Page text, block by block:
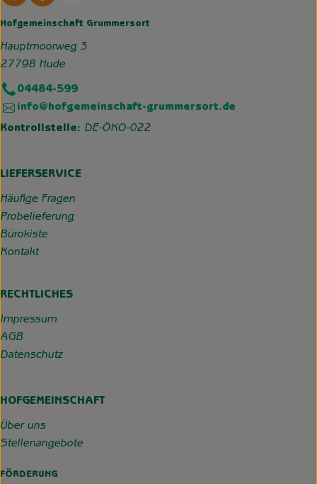
Hofgemeinschaft Grummersort
Hauptmoorweg 3
27798 Hude
04484-599
info@hofgemeinschaft-grummersort.de
Kontrollstelle: DE-ÖKO-022
LIEFERSERVICE
Häufige Fragen
Probelieferung
Bürokiste
Kontakt
RECHTLICHES
Impressum
AGB
Datenschutz
HOFGEMEINSCHAFT
Über uns
Stellenangebote
FÖRDERUNG